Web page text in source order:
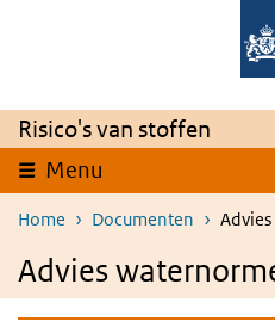
Overslaan en naar de inhoud gaan
Risico's van stoffen
Menu
Home Documenten
Advies